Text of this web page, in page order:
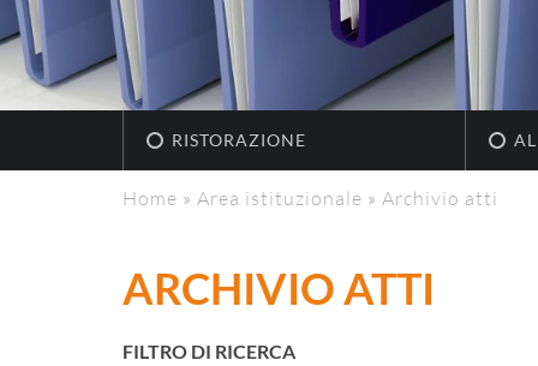
RISTORAZIONE
Home » Area istituzionale » Archivio atti
ARCHIVIO ATTI
FILTRO DI RICERCA